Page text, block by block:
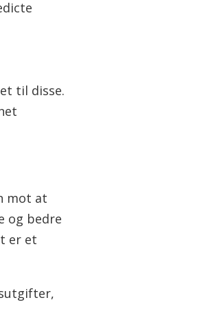
til disse.
mot at
og bedre
er et